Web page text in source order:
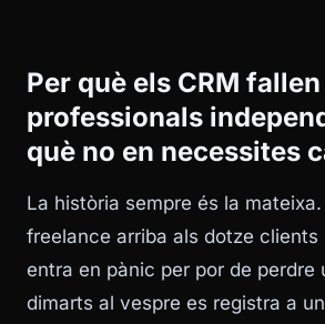
Per què els CRM
professionals
què no en necessites
La història sempre és la
freelance arriba als dotze clients
entra en pànic per por de perdre
dimarts al vespre es registra a un